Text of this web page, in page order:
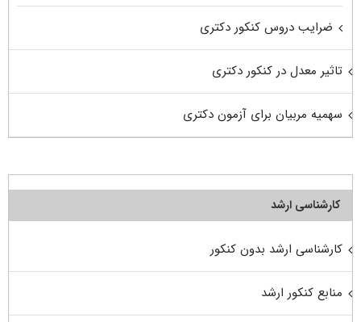
ضرایب دروس کنکور دکتری
تاثیر معدل در کنکور دکتری
سهمیه مربیان برای آزمون دکتری
کارشناسی ارشد
کارشناسی ارشد بدون کنکور
منابع کنکور ارشد